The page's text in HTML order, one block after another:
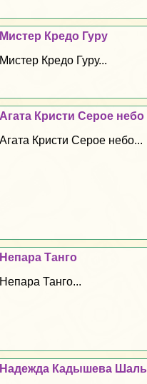
Мистер Кредо Гуру
Мистер Кредо Гуру...
Агата Кристи Серое небо
Агата Кристи Серое небо...
Непара Танго
Непара Танго...
Надежда Кадышева